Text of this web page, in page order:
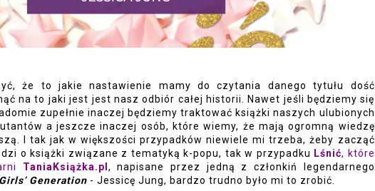
że to jakie nastawienie mamy do czytania danego tytułu dość
na to jaki jest jest nasz odbiór całej historii. Nawet jeśli będziemy się
zupełnie inaczej będziemy traktować książki naszych ulubionych
a jeszcze inaczej osób, które wiemy, że mają ogromną wiedzę
I tak jak w większości przypadków niewiele mi trzeba, żeby zacząć
o książki związane z tematyką k-popu, tak w przypadku Lśnić, które
TaniaKsiążka.pl ,
napisane przez jedną z członkiń legendarnego
Girls’ Generation - Jessicę Jung, bardzo trudno było mi to zrobić.